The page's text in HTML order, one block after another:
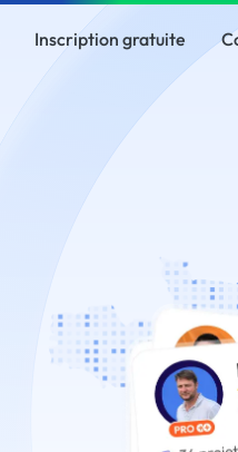
Inscription gratuite